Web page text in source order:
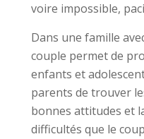
voire impossible,
Dans une famille
couple permet de
enfants et
parents de trouver
bonnes attitudes et
difficultés que le